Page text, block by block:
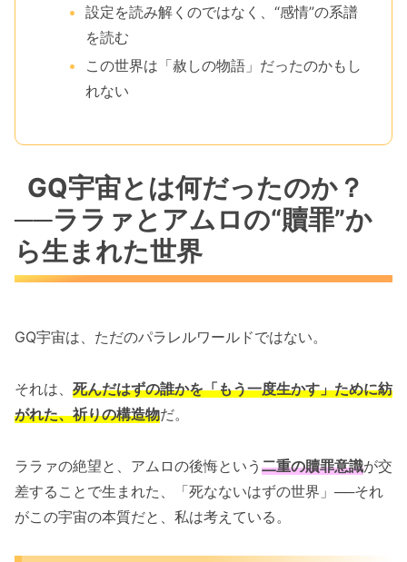
設定を読み解くのではなく、“感情”の系譜
を読む
この世界は「赦しの物語」だったのかもし
れない
GQ宇宙とは何だったのか？
──ララァとアムロの“贖罪”か
ら生まれた世界
GQ宇宙は、ただのパラレルワールドではない。
それは、 死んだはずの誰かを「もう一度生かす」ために紡
がれた、祈りの構造物だ。
ララァの絶望と、アムロの後悔という 二重の贖罪意識が交
差することで生まれた、「死なないはずの世界」──それ
がこの宇宙の本質だと、私は考えている。